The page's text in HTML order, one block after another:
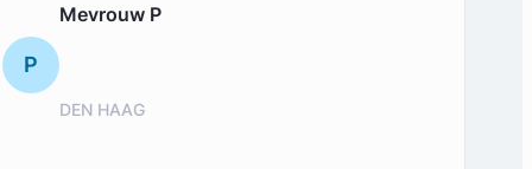
P
Mevrouw P
DEN HAAG